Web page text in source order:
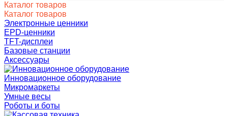
Каталог товаров
Каталог товаров
Электронные ценники
EPD-ценники
TFT-дисплеи
Базовые станции
Аксессуары
Инновационное оборудование
Микромаркеты
Умные весы
Роботы и боты